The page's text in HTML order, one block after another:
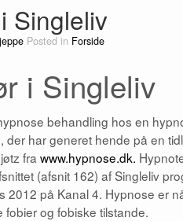
Singleliv
jeppe Posted in Forside
i Singleliv
behandling hos en
der har generet hende på en
fra www.hypnose.dk.
(afsnit 162) af Singleliv
2012 på Kanal 4. Hypnose er
fobier og fobiske tilstande.